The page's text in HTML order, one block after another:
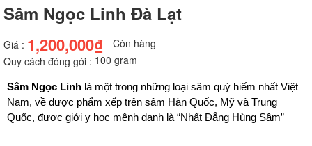
Sâm Ngọc Linh Đà Lạt
Giá : 1,200,000₫
Còn hàng
Quy cách đóng gói : 100 gram
Sâm Ngọc Linh là một trong những loại sâm quý hiếm nhất Việt
Nam, về dược phẩm xếp trên sâm Hàn Quốc, Mỹ và Trung
Quốc, được giới y học mệnh danh là “Nhất Đẳng Hùng Sâm”